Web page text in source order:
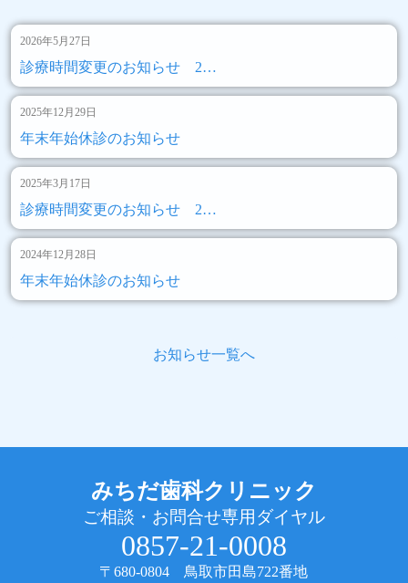
2026年5月27日
診療時間変更のお知らせ 2…
2025年12月29日
年末年始休診のお知らせ
2025年3月17日
診療時間変更のお知らせ 2…
2024年12月28日
年末年始休診のお知らせ
お知らせ一覧へ
みちだ歯科クリニック
ご相談・お問合せ専用ダイヤル
0857-21-0008
〒680-0804 鳥取市田島722番地